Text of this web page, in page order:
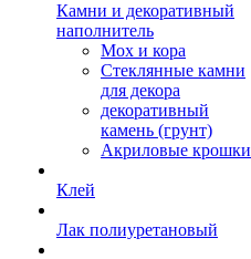
Камни и декоративный
наполнитель
Мох и кора
Стеклянные камни
для декора
декоративный
камень (грунт)
Акриловые крошки
Клей
Лак полиуретановый